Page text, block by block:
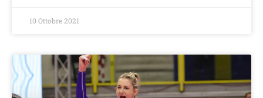
10 Ottobre 2021